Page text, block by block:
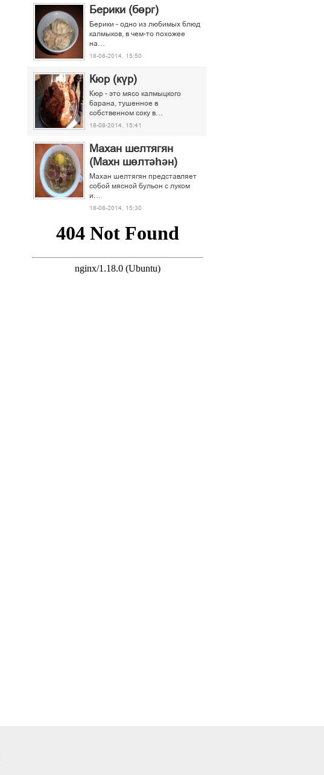
Берики (бөрг)
Берики - одно из любимых блюд
калмыков, в чем-то похожее
на…
18-08-2014, 15:50
Кюр (күр)
Кюр - это мясо калмыцкого
барана, тушенное в
собственном соку в…
18-08-2014, 15:41
Махан шелтягян
(Махн шөлтәһән)
Махан шелтягян представляет
собой мясной бульон с луком
и…
18-08-2014, 15:30